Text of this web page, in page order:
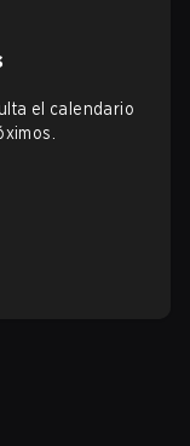
el calendario